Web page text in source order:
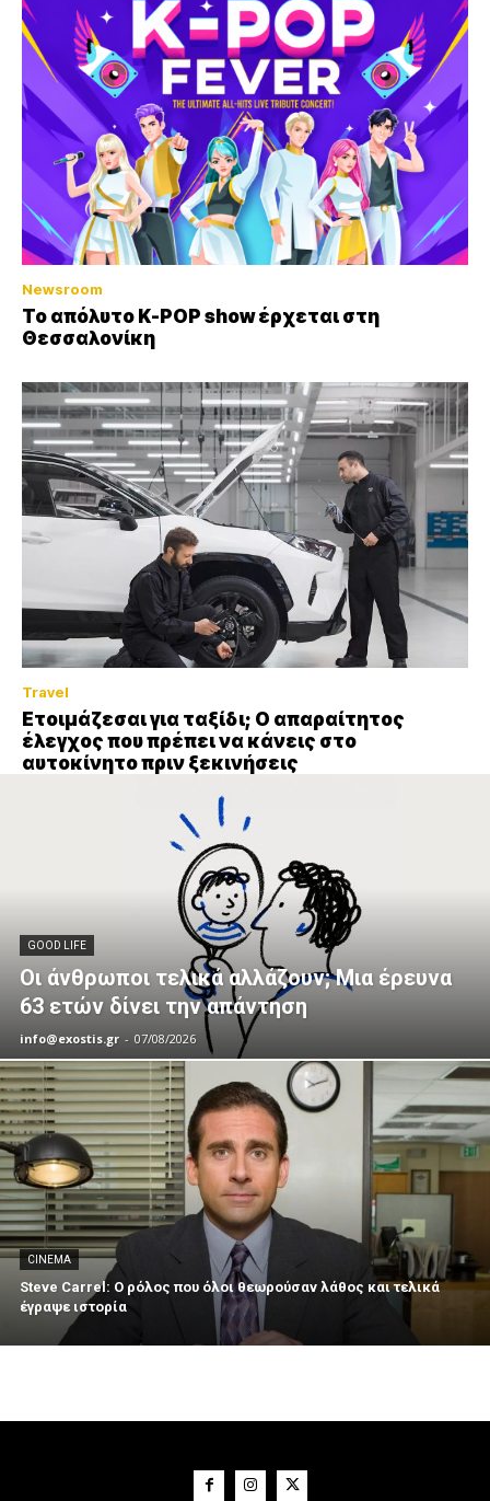
Newsroom
Το απόλυτο K-POP show έρχεται στη
Θεσσαλονίκη
Travel
Ετοιμάζεσαι για ταξίδι; Ο απαραίτητος
έλεγχος που πρέπει να κάνεις στο
αυτοκίνητο πριν ξεκινήσεις
GOOD LIFE
Οι άνθρωποι τελικά αλλάζουν; Μια έρευνα
63 ετών δίνει την απάντηση
info@exostis.gr - 07/08/2026
CINEMA
Steve Carrel: Ο ρόλος που όλοι θεωρούσαν λάθος και τελικά
έγραψε ιστορία